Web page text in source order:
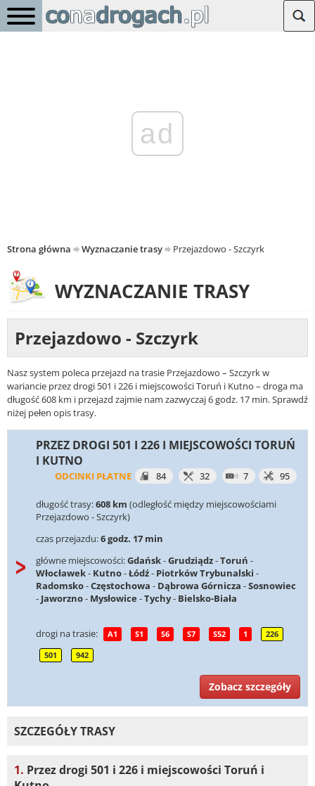
ad
Strona główna Wyznaczanie trasy Przejazdowo - Szczyrk
WYZNACZANIE TRASY
Przejazdowo - Szczyrk
Nasz system poleca przejazd na trasie Przejazdowo – Szczyrk w
wariancie przez drogi 501 i 226 i miejscowości Toruń i Kutno – droga ma
długość 608 km i przejazd zajmie nam zazwyczaj 6 godz. 17 min. Sprawdź
niżej pełen opis trasy.
PRZEZ DROGI 501 I 226 I MIEJSCOWOŚCI TORUŃ
I KUTNO
ODCINKI PŁATNE 84 32 7 95
długość trasy:608 km (odległość między miejscowościami
Przejazdowo - Szczyrk)
czas przejazdu:6 godz. 17 min
główne miejscowości:Gdańsk-Grudziądz-Toruń -
Włocławek- Kutno-Łódź- Piotrków Trybunalski -
Radomsko-Częstochowa - Dąbrowa Górnicza -Sosnowiec
- Jaworzno- Mysłowice -Tychy- Bielsko-Biała
drogi na trasie: A1 S1 S6 S7 S52 1 226
501 942
Zobacz szczegóły
SZCZEGÓŁY TRASY
1. Przez drogi 501 i 226 i miejscowości Toruń i